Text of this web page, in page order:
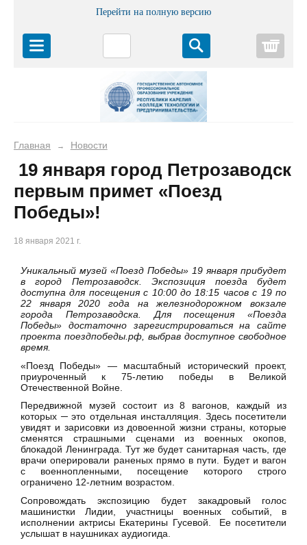
Перейти на полную версию
Главная → Новости
19 января город Петрозаводск
первым примет «Поезд
Победы»!
18 января 2021 г.
Уникальный музей «Поезд Победы» 19 января прибудет
в город Петрозаводск. Экспозиция поезда будет
доступна для посещения с 10:00 до 18:15 часов с 19 по
22 января 2020 года на железнодорожном вокзале
города Петрозаводска. Для посещения «Поезда
Победы» достаточно зарегистрироваться на сайте
проекта поездпобеды.рф, выбрав доступное свободное
время.
«Поезд Победы» — масштабный исторический проект,
приуроченный к 75-летию победы в Великой
Отечественной Войне.
Передвижной музей состоит из 8 вагонов, каждый из
которых ─ это отдельная инсталляция. Здесь посетители
увидят и зарисовки из довоенной жизни страны, которые
сменятся страшными сценами из военных окопов,
блокадой Ленинграда. Тут же будет санитарная часть, где
врачи оперировали раненых прямо в пути. Будет и вагон
с военнопленными, посещение которого строго
ограничено 12-летним возрастом.
Сопровождать экспозицию будет закадровый голос
машинистки Лидии, участницы военных событий, в
исполнении актрисы Екатерины Гусевой. Ее посетители
услышат в наушниках аудиогида.